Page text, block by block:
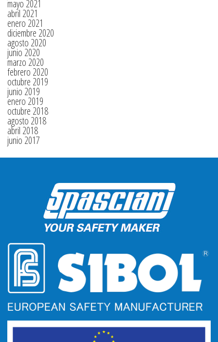
mayo 2021
abril 2021
enero 2021
diciembre 2020
agosto 2020
junio 2020
marzo 2020
febrero 2020
octubre 2019
junio 2019
enero 2019
octubre 2018
agosto 2018
abril 2018
junio 2017